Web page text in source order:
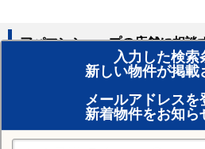
入力した検索
新しい物件が掲載
メールアドレスを
新着物件をお知ら
アパマンショップの店舗に相談
賃貸のプロがお部屋探し！
おまかせ物件リクエスト
住みたい街の店舗を探す